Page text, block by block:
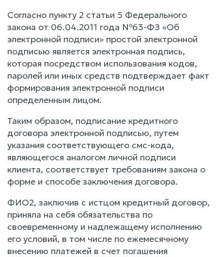
Согласно пункту 2 статьи 5 Федерального
закона от 06.04.2011 года №63-ФЗ «Об
электронной подписи» простой электронной
подписью является электронная подпись,
которая посредством использования кодов,
паролей или иных средств подтверждает факт
формирования электронной подписи
определенным лицом.
Таким образом, подписание кредитного
договора электронной подписью, путем
указания соответствующего смс-кода,
являющегося аналогом личной подписи
клиента, соответствует требованиям закона о
форме и способе заключения договора.
ФИО2, заключив с истцом кредитный договор,
приняла на себя обязательства по
своевременному и надлежащему исполнению
его условий, в том числе по ежемесячному
внесению платежей в счет погашения